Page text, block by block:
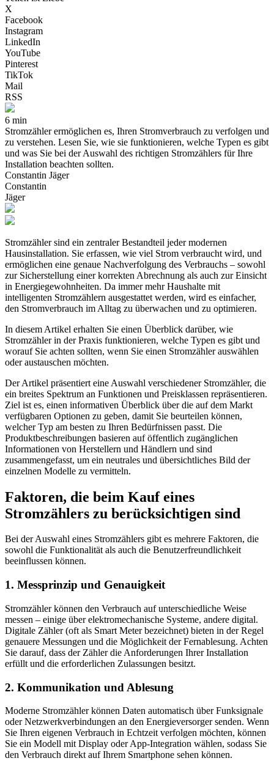
X
Facebook
Instagram
LinkedIn
YouTube
Pinterest
TikTok
Mail
RSS
6 min
Stromzähler ermöglichen es, Ihren Stromverbrauch zu verfolgen und
zu verstehen. Lesen Sie, wie sie funktionieren, welche Typen es gibt
und was Sie bei der Auswahl des richtigen Stromzählers für Ihre
Installation beachten sollten.
Constantin Jäger
Constantin
Jäger
Stromzähler sind ein zentraler Bestandteil jeder modernen
Hausinstallation. Sie erfassen, wie viel Strom verbraucht wird, und
ermöglichen eine genaue Nachverfolgung des Verbrauchs – sowohl
zur Sicherstellung einer korrekten Abrechnung als auch zur Einsicht
in Energiegewohnheiten. Da immer mehr Haushalte mit
intelligenten Stromzählern ausgestattet werden, wird es einfacher,
den Stromverbrauch im Alltag zu überwachen und zu optimieren.
In diesem Artikel erhalten Sie einen Überblick darüber, wie
Stromzähler in der Praxis funktionieren, welche Typen es gibt und
worauf Sie achten sollten, wenn Sie einen Stromzähler auswählen
oder austauschen möchten.
Der Artikel präsentiert eine Auswahl verschiedener Stromzähler, die
ein breites Spektrum an Funktionen und Preisklassen repräsentieren.
Ziel ist es, einen informativen Überblick über die auf dem Markt
verfügbaren Optionen zu geben, damit Sie beurteilen können,
welcher Typ am besten zu Ihren Bedürfnissen passt. Die
Produktbeschreibungen basieren auf öffentlich zugänglichen
Informationen von Herstellern und Händlern und sind
zusammengefasst, um ein neutrales und übersichtliches Bild der
einzelnen Modelle zu vermitteln.
Faktoren, die beim Kauf eines
Stromzählers zu berücksichtigen sind
Bei der Auswahl eines Stromzählers gibt es mehrere Faktoren, die
sowohl die Funktionalität als auch die Benutzerfreundlichkeit
beeinflussen können.
1. Messprinzip und Genauigkeit
Stromzähler können den Verbrauch auf unterschiedliche Weise
messen – einige über elektromechanische Systeme, andere digital.
Digitale Zähler (oft als Smart Meter bezeichnet) bieten in der Regel
genauere Messungen und die Möglichkeit der Fernablesung. Achten
Sie darauf, dass der Zähler die Anforderungen Ihrer Installation
erfüllt und die erforderlichen Zulassungen besitzt.
2. Kommunikation und Ablesung
Moderne Stromzähler können Daten automatisch über Funksignale
oder Netzwerkverbindungen an den Energieversorger senden. Wenn
Sie Ihren eigenen Verbrauch in Echtzeit verfolgen möchten, können
Sie ein Modell mit Display oder App-Integration wählen, sodass Sie
den Verbrauch direkt auf Ihrem Smartphone sehen können.